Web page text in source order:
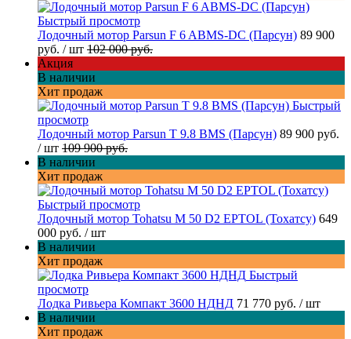
Быстрый просмотр
Лодочный мотор Parsun F 6 ABMS-DC (Парсун) 89 900
руб. / шт 102 000 руб.
Акция
В наличии
Хит продаж
Быстрый
просмотр
Лодочный мотор Parsun T 9.8 BMS (Парсун) 89 900 руб.
/ шт 109 900 руб.
В наличии
Хит продаж
Быстрый просмотр
Лодочный мотор Tohatsu M 50 D2 EPTOL (Тохатсу) 649
000 руб. / шт
В наличии
Хит продаж
Быстрый
просмотр
Лодка Ривьера Компакт 3600 НДНД 71 770 руб. / шт
В наличии
Хит продаж